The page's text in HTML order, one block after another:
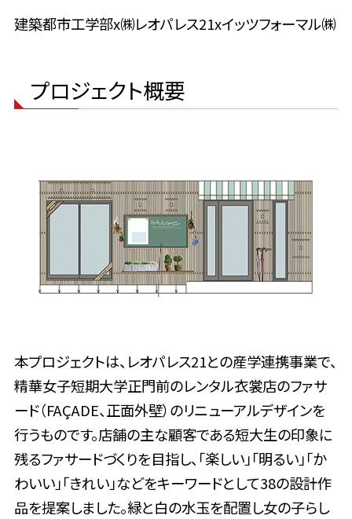
建築都市工学部x㈱レオパレス21xイッツフォーマル㈱
プロジェクト概要
本プロジェクトは、レオパレス21との産学連携事業で、
精華女子短期大学正門前のレンタル衣裳店のファサ
ード（FAÇADE、正面外壁）のリニューアルデザインを
行うものです。店舗の主な顧客である短大生の印象に
残るファサードづくりを目指し、「楽しい」「明るい」「か
わいい」「きれい」などをキーワードとして38の設計作
品を提案しました。緑と白の水玉を配置し女の子らし